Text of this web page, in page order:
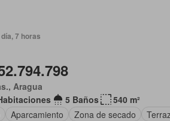
7 horas
Aragua
5 Baños
540 m²
Aparcamiento Zona de secado